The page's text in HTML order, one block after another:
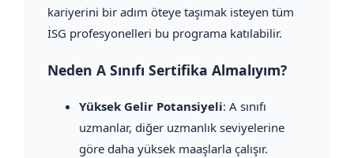
kariyerini bir adım öteye taşımak isteyen tüm
İSG profesyonelleri bu programa katılabilir.
Neden A Sınıfı Sertifika Almalıyım?
Yüksek Gelir Potansiyeli: A sınıfı
uzmanlar, diğer uzmanlık seviyelerine
göre daha yüksek maaşlarla çalışır.